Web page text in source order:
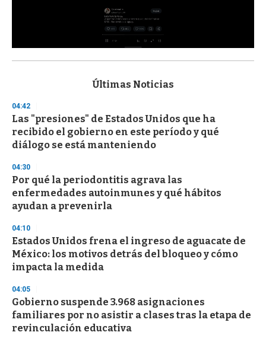
s
d
s
o
f
3
s
e
c
o
n
Últimas Noticias
04:42
Las "presiones" de Estados Unidos que ha
recibido el gobierno en este período y qué
diálogo se está manteniendo
04:30
Por qué la periodontitis agrava las
enfermedades autoinmunes y qué hábitos
ayudan a prevenirla
04:10
Estados Unidos frena el ingreso de aguacate de
México: los motivos detrás del bloqueo y cómo
impacta la medida
04:05
Gobierno suspende 3.968 asignaciones
familiares por no asistir a clases tras la etapa de
revinculación educativa